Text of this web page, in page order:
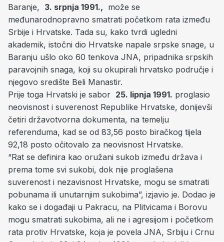
Baranje, 3. srpnja 1991., može se
međunarodnopravno smatrati početkom rata između
Srbije i Hrvatske. Tada su, kako tvrdi ugledni
akademik, istočni dio Hrvatske napale srpske snage, u
Baranju ušlo oko 60 tenkova JNA, pripadnika srpskih
paravojnih snaga, koji su okupirali hrvatsko područje i
njegovo središte Beli Manastir.
Prije toga Hrvatski je sabor 25. lipnja 1991. proglasio
neovisnost i suverenost Republike Hrvatske, donijevši
četiri državotvorna dokumenta, na temelju
referenduma, kad se od 83,56 posto biračkog tijela
92,18 posto očitovalo za neovisnost Hrvatske.
“Rat se definira kao oružani sukob između država i
prema tome svi sukobi, dok nije proglašena
suverenost i nezavisnost Hrvatske, mogu se smatrati
pobunama ili unutarnjim sukobima”, izjavio je. Dodao je
kako se i događaji u Pakracu, na Plitvicama i Borovu
mogu smatrati sukobima, ali ne i agresijom i početkom
rata protiv Hrvatske, koja je povela JNA, Srbiju i Crnu